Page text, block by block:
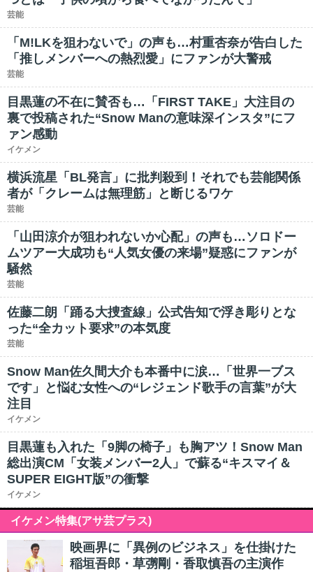
芸能
「M!LKを狙わないで」の声も…村重杏奈が告白した
「推しメンバーへの熱烈愛」にファンが大警戒
芸能
目黒蓮の不在に賛否も…「FIRST TAKE」大注目の
裏で投稿された“Snow Manの意味深インスタ”にフ
ァン感動
イケメン
横浜流星「BL発言」に批判殺到！それでも芸能関係
者が「クレームは無理筋」と断じるワケ
芸能
「山田涼介が狙われないか心配」の声も…ソロドー
ムツアー大成功も“人気女優の来場”疑惑にファンが
騒然
芸能
佐藤二朗「踊る大捜査線」公式告知で浮き彫りとな
った“全カット要求”の本気度
芸能
Snow Man佐久間大介も本番中に涙…「世界一ブス
です」と悩む女性への“レジェンド歌手の言葉”が大
注目
イケメン
目黒蓮も入れた「9脚の椅子」も胸アツ！Snow Man
総出演CM「女装メンバー2人」で蘇る“キスマイ＆
SUPER EIGHT版”の衝撃
イケメン
イケメン特集(アサ芸プラス)
映画界に「異例のビジネス」を仕掛けた
稲垣吾郎・草彅剛・香取慎吾の主演作